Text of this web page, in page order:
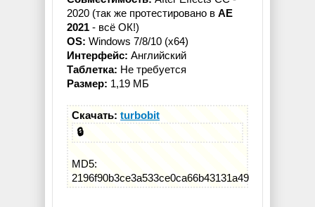
2020 (так же протестировано в AE
2021 - всё ОК!)
OS: Windows 7/8/10 (x64)
Интерфейс: Английский
Таблетка: Не требуется
Размер: 1,19 МБ
Скачать:turbobit
🔒
MD5:
2196f90b3ce3a533ce0ca66b43131a49